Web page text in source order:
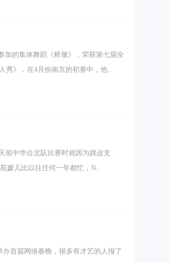
的集体舞蹈《桥墩》，荣获第七届全
秀》，在4月份南京的初赛中，他..
前中华台北队比赛时就因为跳这支
没Hold住，扭伤了左脚脚踝。” 这个夏天，苑媛儿比以往任何一年都忙，N..
届网络春晚，很多有才艺的人报了